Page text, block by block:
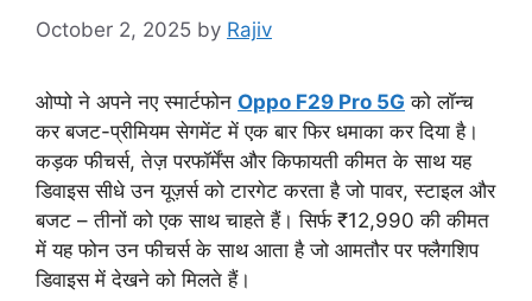
October 2, 2025 by Rajiv
ओप्पो ने अपने नए स्मार्टफोन Oppo F29 Pro 5G को लॉन्च
कर बजट-प्रीमियम सेगमेंट में एक बार फिर धमाका कर दिया है।
कड़क फीचर्स, तेज़ परफॉर्मेंस और किफायती कीमत के साथ यह
डिवाइस सीधे उन यूज़र्स को टारगेट करता है जो पावर, स्टाइल और
बजट – तीनों को एक साथ चाहते हैं। सिर्फ ₹12,990 की कीमत
में यह फोन उन फीचर्स के साथ आता है जो आमतौर पर फ्लैगशिप
डिवाइस में देखने को मिलते हैं।